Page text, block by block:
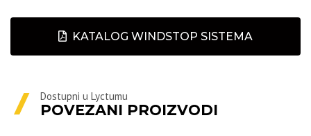
KATALOG WINDSTOP SISTEMA
Dostupni u Lyctumu
POVEZANI PROIZVODI